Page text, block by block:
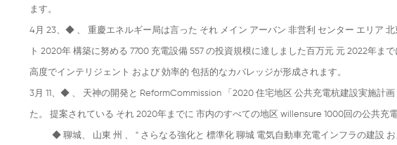
ます。
4月 23、◆ 、 重慶エネルギー局は言った それ メイン アーバン 非営利 センター エリア
ト 2020年 構築に努める 7700 充電設備 557 の投資規模に達しました百万元 元 2022年ま
高度でインテリジェント および 効率的 包括的なカバレッジが形成されます。
3月 11、◆ 、 天神の開発と ReformCommission 「2020 住宅地区 公共充電杭建設実施計
た。 提案されている それ 2020年までに 市内のすべての地区 willensure 1000回の公共充
◆聊城、 山東 州 、 " さらなる強化と 標準化 聊城 電気自動車充電インフラの建設